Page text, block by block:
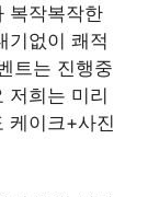
복작복작한
기없이 쾌적
트는 진행중
저희는 미리
케이크+사진